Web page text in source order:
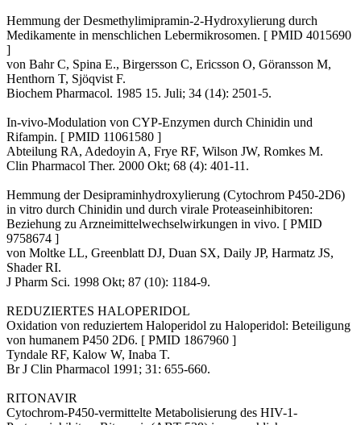
Hemmung der Desmethylimipramin-2-Hydroxylierung durch
Medikamente in menschlichen Lebermikrosomen. [ PMID 4015690
]
von Bahr C, Spina E., Birgersson C, Ericsson O, Göransson M,
Henthorn T, Sjöqvist F.
Biochem Pharmacol. 1985 15. Juli; 34 (14): 2501-5.
In-vivo-Modulation von CYP-Enzymen durch Chinidin und
Rifampin. [ PMID 11061580 ]
Abteilung RA, Adedoyin A, Frye RF, Wilson JW, Romkes M.
Clin Pharmacol Ther. 2000 Okt; 68 (4): 401-11.
Hemmung der Desipraminhydroxylierung (Cytochrom P450-2D6)
in vitro durch Chinidin und durch virale Proteaseinhibitoren:
Beziehung zu Arzneimittelwechselwirkungen in vivo. [ PMID
9758674 ]
von Moltke LL, Greenblatt DJ, Duan SX, Daily JP, Harmatz JS,
Shader RI.
J Pharm Sci. 1998 Okt; 87 (10): 1184-9.
REDUZIERTES HALOPERIDOL
Oxidation von reduziertem Haloperidol zu Haloperidol: Beteiligung
von humanem P450 2D6. [ PMID 1867960 ]
Tyndale RF, Kalow W, Inaba T.
Br J Clin Pharmacol 1991; 31: 655-660.
RITONAVIR
Cytochrom-P450-vermittelte Metabolisierung des HIV-1-